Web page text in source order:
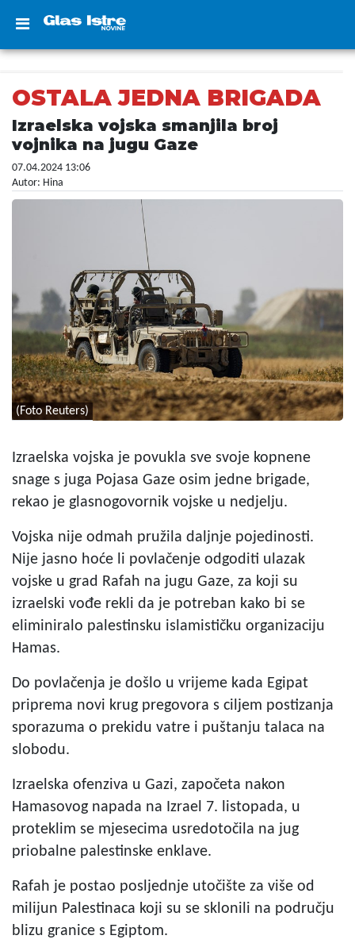
OSTALA JEDNA BRIGADA
Izraelska vojska smanjila broj
vojnika na jugu Gaze
07.04.2024 13:06
Autor: Hina
(Foto Reuters)
Izraelska vojska je povukla sve svoje kopnene
snage s juga Pojasa Gaze osim jedne brigade,
rekao je glasnogovornik vojske u nedjelju.
Vojska nije odmah pružila daljnje pojedinosti.
Nije jasno hoće li povlačenje odgoditi ulazak
vojske u grad Rafah na jugu Gaze, za koji su
izraelski vođe rekli da je potreban kako bi se
eliminiralo palestinsku islamističku organizaciju
Hamas.
Do povlačenja je došlo u vrijeme kada Egipat
priprema novi krug pregovora s ciljem postizanja
sporazuma o prekidu vatre i puštanju talaca na
slobodu.
Izraelska ofenziva u Gazi, započeta nakon
Hamasovog napada na Izrael 7. listopada, u
proteklim se mjesecima usredotočila na jug
priobalne palestinske enklave.
Rafah je postao posljednje utočište za više od
milijun Palestinaca koji su se sklonili na području
blizu granice s Egiptom.